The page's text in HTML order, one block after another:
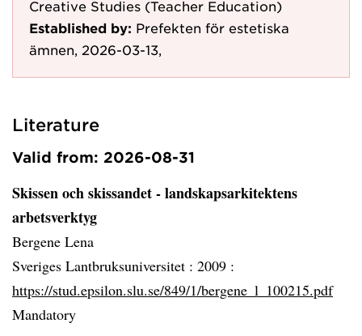
Creative Studies (Teacher Education)
Established by: Prefekten för estetiska
ämnen, 2026-03-13,
Literature
Valid from: 2026-08-31
Skissen och skissandet - landskapsarkitektens
arbetsverktyg
Bergene Lena
Sveriges Lantbruksuniversitet : 2009 :
https://stud.epsilon.slu.se/849/1/bergene_l_100215.pdf
Mandatory